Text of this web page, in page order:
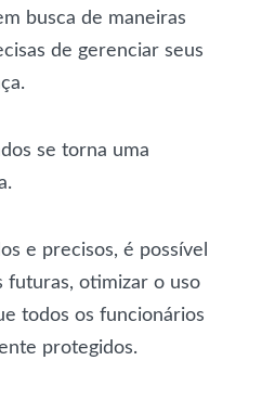
busca de maneiras
de gerenciar seus
se torna uma
e precisos, é possível
futuras, otimizar o uso
todos os funcionários
protegidos.